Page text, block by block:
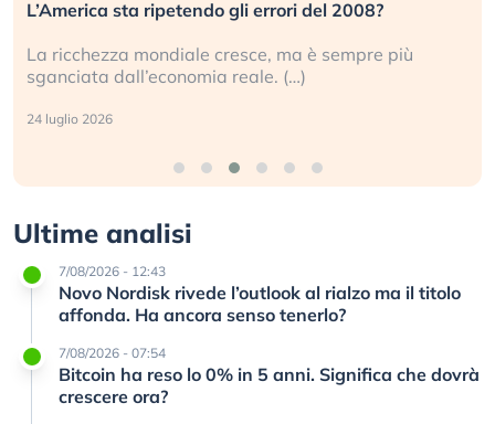
L’America sta ripetendo gli errori del 2008?
La ricchezza mondiale cresce, ma è sempre più
sganciata dall’economia reale. (…)
24 luglio 2026
Ultime analisi
7/08/2026 - 12:43
Novo Nordisk rivede l’outlook al rialzo ma il titolo
affonda. Ha ancora senso tenerlo?
7/08/2026 - 07:54
Bitcoin ha reso lo 0% in 5 anni. Significa che dovrà
crescere ora?